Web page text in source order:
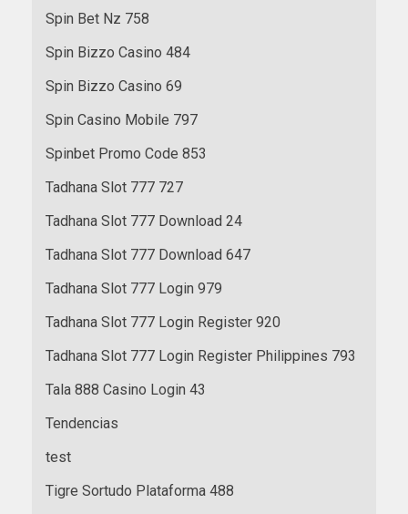
Spin Bet Nz 758
Spin Bizzo Casino 484
Spin Bizzo Casino 69
Spin Casino Mobile 797
Spinbet Promo Code 853
Tadhana Slot 777 727
Tadhana Slot 777 Download 24
Tadhana Slot 777 Download 647
Tadhana Slot 777 Login 979
Tadhana Slot 777 Login Register 920
Tadhana Slot 777 Login Register Philippines 793
Tala 888 Casino Login 43
Tendencias
test
Tigre Sortudo Plataforma 488